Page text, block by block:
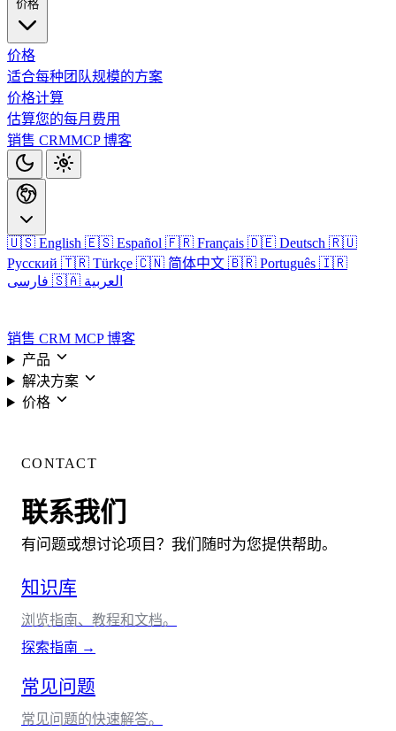
价格
价格
适合每种团队规模的方案
价格计算
估算您的每月费用
销售 CRMMCP博客
🇺🇸 English 🇪🇸 Español 🇫🇷 Français 🇩🇪 Deutsch 🇷🇺
Русский 🇹🇷 Türkçe 🇨🇳 简体中文 🇧🇷 Português 🇮🇷
🇸🇦 العربية
销售 CRM MCP博客
产品
解决方案
价格
CONTACT
联系我们
有问题或想讨论项目？我们随时为您提供帮助。
知识库
浏览指南、教程和文档。
探索指南 →
常见问题
常见问题的快速解答。